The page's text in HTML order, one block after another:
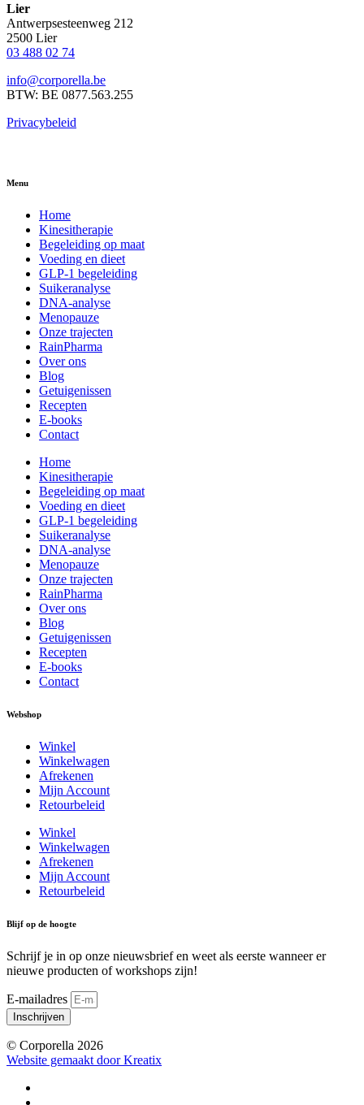
Lier
Antwerpsesteenweg 212
2500 Lier
03 488 02 74
info@corporella.be
BTW: BE 0877.563.255
Privacybeleid
Menu
Home
Kinesitherapie
Begeleiding op maat
Voeding en dieet
GLP-1 begeleiding
Suikeranalyse
DNA-analyse
Menopauze
Onze trajecten
RainPharma
Over ons
Blog
Getuigenissen
Recepten
E-books
Contact
Home
Kinesitherapie
Begeleiding op maat
Voeding en dieet
GLP-1 begeleiding
Suikeranalyse
DNA-analyse
Menopauze
Onze trajecten
RainPharma
Over ons
Blog
Getuigenissen
Recepten
E-books
Contact
Webshop
Winkel
Winkelwagen
Afrekenen
Mijn Account
Retourbeleid
Winkel
Winkelwagen
Afrekenen
Mijn Account
Retourbeleid
Blijf op de hoogte
Schrijf je in op onze nieuwsbrief en weet als eerste wanneer er
nieuwe producten of workshops zijn!
E-mailadres
Inschrijven
© Corporella 2026
Website gemaakt door Kreatix